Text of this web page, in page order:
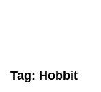
Tag: Hobbit